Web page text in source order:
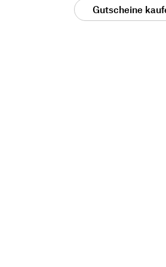
Gutscheine